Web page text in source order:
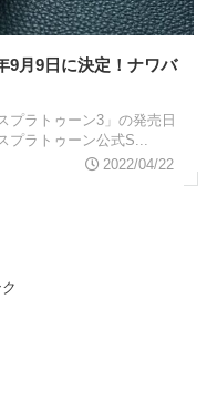
9月9日に決定！ナワバ
プラトゥーン3」の発売日
プラトゥーン公式S...
2022/04/22